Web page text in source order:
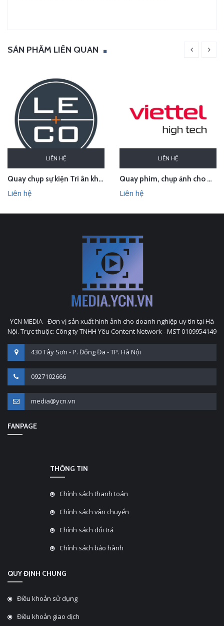
SẢN PHẨM LIÊN QUAN
LIÊN HỆ
Quay chụp sự kiện Tri ân khách hàng Le & Co Estate Agents
Liên hệ
LIÊN HỆ
Quay phim, chụp ảnh cho Hội nghị Đại biểu người lao động - Viettel High Tech
Liên hệ
YCN MEDIA - Đơn vị sản xuất hình ảnh cho doanh nghiệp uy tín tại Hà
Nội. Trực thuộc: Công ty TNHH Yêu Content Network - MST 0109954149
430 Tây Sơn - P. Đống Đa - TP. Hà Nội
0927102666
media@ycn.vn
FANPAGE
THÔNG TIN
Chính sách thanh toán
Chính sách vận chuyển
Chính sách đổi trả
Chính sách bảo hành
QUY ĐỊNH CHUNG
Điều khoản sử dụng
Điều khoản giao dịch